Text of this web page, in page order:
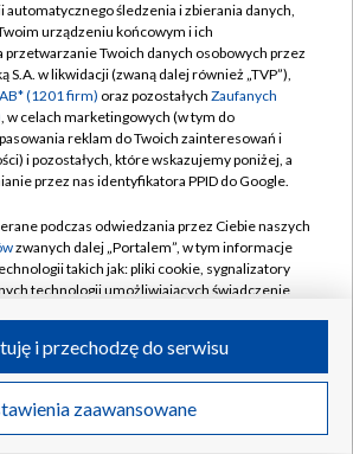
TVP
TVP
Cyfrowa
Regulamin TVP
Polityka prywatności
Moje zgody
Pomoc
Kontakt
Kanały
Polska S.A. w likwidacji
śledzenia i zbierania danych,
urządzeniu końcowym i ich
Twoich danych osobowych przez
S.A. w likwidacji (zwaną dalej również „TVP”),
(1201 firm) oraz pozostałych Zaufanych
, w celach marketingowych (w tym do
reklam do Twoich zainteresowań i
i pozostałych, które wskazujemy poniżej, a
przez nas identyfikatora PPID do Google.
podczas odwiedzania przez Ciebie naszych
zwanych dalej „Portalem”, w tym informacje
takich jak: pliki cookie, sygnalizatory
technologii umożliwiających świadczenie
podczas odwiedzania przez Ciebie
na Portalu, takie jak adresy IP, identyfikatory
zaawansowane
i przechodzę do serwisu